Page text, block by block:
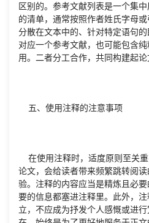
区别的。参考文献列表是一个集
的清单，通常按照作者姓氏字母
分散在文本中的、针对特定语句
对应一个参考文献，也可能包含
用。二者分工合作，共同构建起论
五、使用注释的注意事项
在使用注释时，适度原则至关
论文，会给读者带来频繁跳转阅
验。注释的内容应当是精炼且必
要的信息都塞进注释里。此外，
立，不应成为抒发个人感慨或进